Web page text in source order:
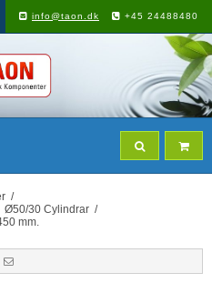
info@taon.dk +45 24488480
/
Ø50/30 Cylindrar /
mm.